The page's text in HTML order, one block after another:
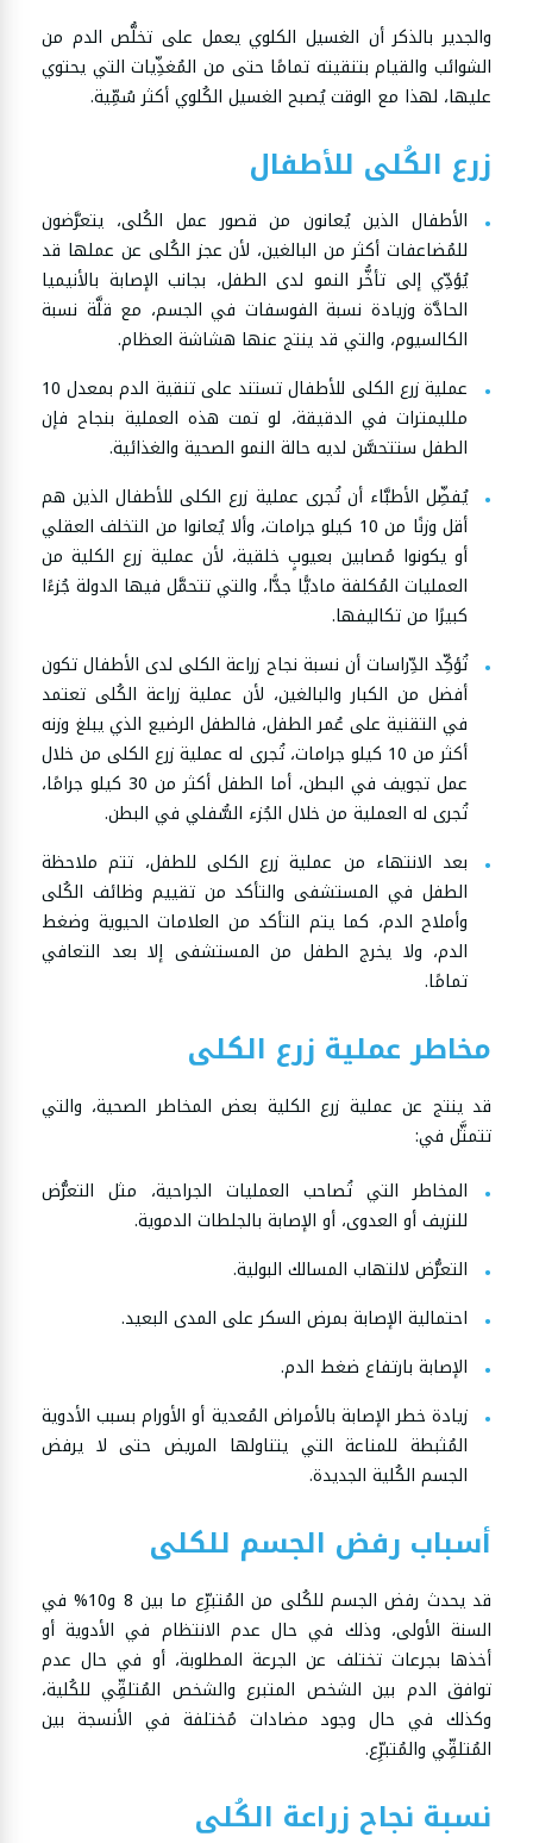
والجدير بالذكر أن الغسيل الكلوي يعمل على تخلُّص الدم من
الشوائب والقيام بتنقيته تمامًا حتى من المُغذِّيات التي يحتوي
عليها، لهذا مع الوقت يُصبح الغسيل الكُلوي أكثر سُمِّية.
زرع الكُلى للأطفال
الأطفال الذين يُعانون من قصور عمل الكُلى، يتعرَّضون
للمُضاعفات أكثر من البالغين، لأن عجز الكُلى عن عملها قد
يُؤدِّي إلى تأخُّر النمو لدى الطفل، بجانب الإصابة بالأنيميا
الحادَّة وزيادة نسبة الفوسفات في الجسم، مع قلَّة نسبة
الكالسيوم، والتي قد ينتج عنها هشاشة العظام.
عملية زرع الكلى للأطفال تستند على تنقية الدم بمعدل 10
ملليمترات في الدقيقة، لو تمت هذه العملية بنجاح فإن
الطفل ستتحسَّن لديه حالة النمو الصحية والغذائية.
يُفضِّل الأطبَّاء أن تُجرى عملية زرع الكلى للأطفال الذين هم
أقل وزنًا من 10 كيلو جرامات، وألا يُعانوا من التخلف العقلي
أو يكونوا مُصابين بعيوبٍ خلقية، لأن عملية زرع الكلية من
العمليات المُكلفة ماديًّا جدًّا، والتي تتحمَّل فيها الدولة جُزءًا
كبيرًا من تكاليفها.
تُؤكِّد الدِّراسات أن نسبة نجاح زراعة الكلى لدى الأطفال تكون
أفضل من الكبار والبالغين، لأن عملية زراعة الكُلى تعتمد
في التقنية على عُمر الطفل، فالطفل الرضيع الذي يبلغ وزنه
أكثر من 10 كيلو جرامات، تُجرى له عملية زرع الكلى من خلال
عمل تجويف في البطن، أما الطفل أكثر من 30 كيلو جرامًا،
تُجرى له العملية من خلال الجُزء السُّفلي في البطن.
بعد الانتهاء من عملية زرع الكلى للطفل، تتم ملاحظة
الطفل في المستشفى والتأكد من تقييم وظائف الكُلى
وأملاح الدم، كما يتم التأكد من العلامات الحيوية وضغط
الدم، ولا يخرج الطفل من المستشفى إلا بعد التعافي
تمامًا.
مخاطر عملية زرع الكلى
قد ينتج عن عملية زرع الكلية بعض المخاطر الصحية، والتي
تتمثَّل في:
المخاطر التي تُصاحب العمليات الجراحية، مثل التعرُّض
للنزيف أو العدوى، أو الإصابة بالجلطات الدموية.
التعرُّض لالتهاب المسالك البولية.
احتمالية الإصابة بمرض السكر على المدى البعيد.
الإصابة بارتفاع ضغط الدم.
زيادة خطر الإصابة بالأمراض المُعدية أو الأورام بسبب الأدوية
المُثبطة للمناعة التي يتناولها المريض حتى لا يرفض
الجسم الكُلية الجديدة.
أسباب رفض الجسم للكلى
قد يحدث رفض الجسم للكُلى من المُتبرِّع ما بين 8 و10% في
السنة الأولى، وذلك في حال عدم الانتظام في الأدوية أو
أخذها بجرعات تختلف عن الجرعة المطلوبة، أو في حال عدم
توافق الدم بين الشخص المتبرع والشخص المُتلقِّي للكُلية،
وكذلك في حال وجود مضادات مُختلفة في الأنسجة بين
المُتلقِّي والمُتبرِّع.
نسبة نجاح زراعة الكُلى